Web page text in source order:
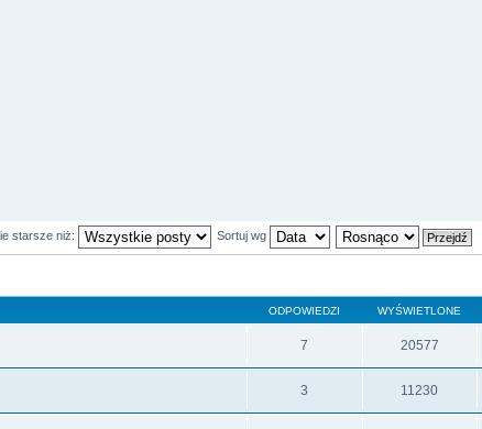
starsze niż: Sortuj wg
ODPOWIEDZI WYŚWIETLONE
7 20577
3 11230